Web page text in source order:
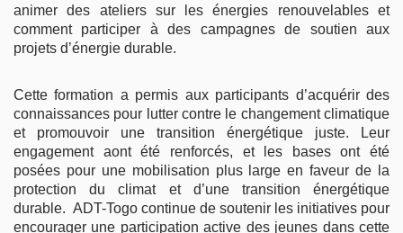
animer des ateliers sur les énergies renouvelables et
comment participer à des campagnes de soutien aux
projets d’énergie durable.
Cette formation a permis aux participants d’acquérir des
connaissances pour lutter contre le changement climatique
et promouvoir une transition énergétique juste. Leur
engagement aont été renforcés, et les bases ont été
posées pour une mobilisation plus large en faveur de la
protection du climat et d’une transition énergétique
durable. ADT-Togo continue de soutenir les initiatives pour
encourager une participation active des jeunes dans cette